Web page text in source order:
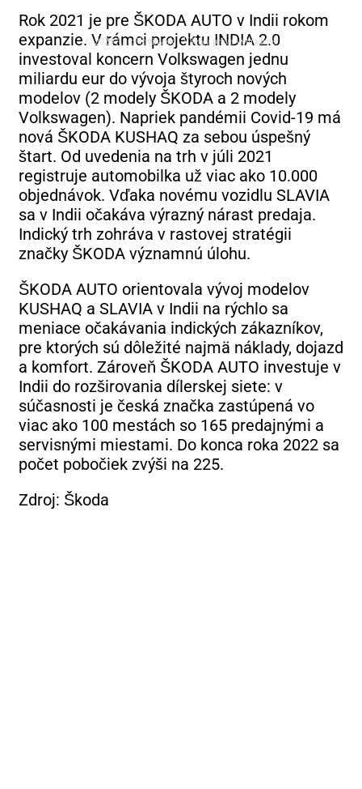
Rok 2021 je pre ŠKODA AUTO v Indii rokom
expanzie. V rámci projektu INDIA 2.0
investoval koncern Volkswagen jednu
miliardu eur do vývoja štyroch nových
modelov (2 modely ŠKODA a 2 modely
Volkswagen). Napriek pandémii Covid-19 má
nová ŠKODA KUSHAQ za sebou úspešný
štart. Od uvedenia na trh v júli 2021
registruje automobilka už viac ako 10.000
objednávok. Vďaka novému vozidlu SLAVIA
sa v Indii očakáva výrazný nárast predaja.
Indický trh zohráva v rastovej stratégii
značky ŠKODA významnú úlohu.
ŠKODA AUTO orientovala vývoj modelov
KUSHAQ a SLAVIA v Indii na rýchlo sa
meniace očakávania indických zákazníkov,
pre ktorých sú dôležité najmä náklady, dojazd
a komfort. Zároveň ŠKODA AUTO investuje v
Indii do rozširovania dílerskej siete: v
súčasnosti je česká značka zastúpená vo
viac ako 100 mestách so 165 predajnými a
servisnými miestami. Do konca roka 2022 sa
počet pobočiek zvýši na 225.
Zdroj: Škoda
© 2026 AutoNoviny.sk - Všetky práva vyhradené.